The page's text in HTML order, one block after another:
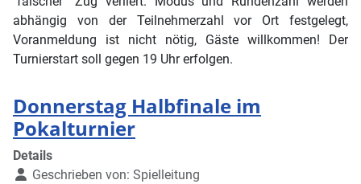
abhängig von der Teilnehmerzahl vor Ort festgelegt,
Voranmeldung ist nicht nötig, Gäste willkommen! Der
Turnierstart soll gegen 19 Uhr erfolgen.
Donnerstag Halbfinale im
Pokalturnier
Details
Geschrieben von: Spielleitung